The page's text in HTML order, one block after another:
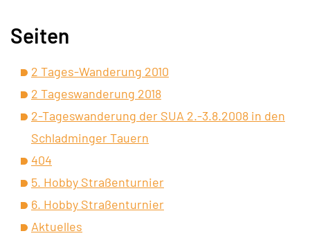
Seiten
2 Tages-Wanderung 2010
2 Tageswanderung 2018
2-Tageswanderung der SUA 2.-3.8.2008 in den
Schladminger Tauern
404
5. Hobby Straßenturnier
6. Hobby Straßenturnier
Aktuelles